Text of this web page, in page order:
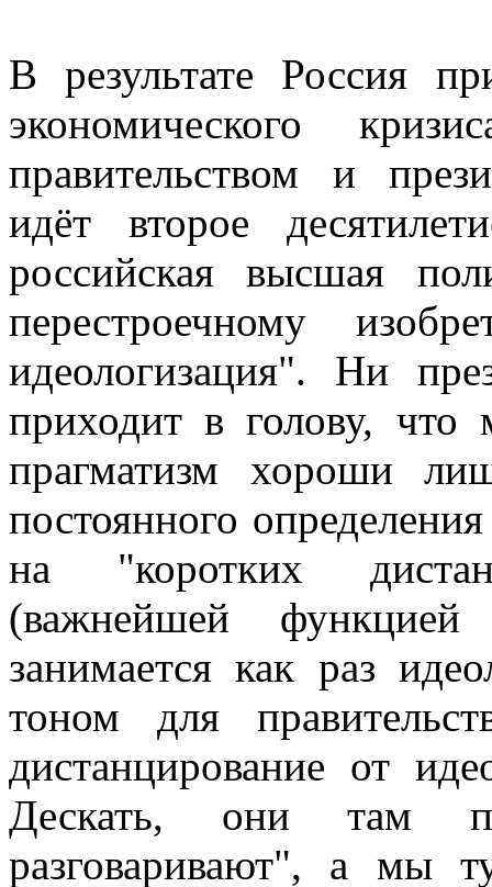
В результате Россия
экономического
правительством и
идёт второе
российская высшая
перестроечному
идеологизация". Ни
приходит в голову, что
прагматизм хороши
постоянного
на "коротких
(важнейшей
занимается как раз
тоном для
дистанцирование от
Дескать, они там
разговаривают", а мы